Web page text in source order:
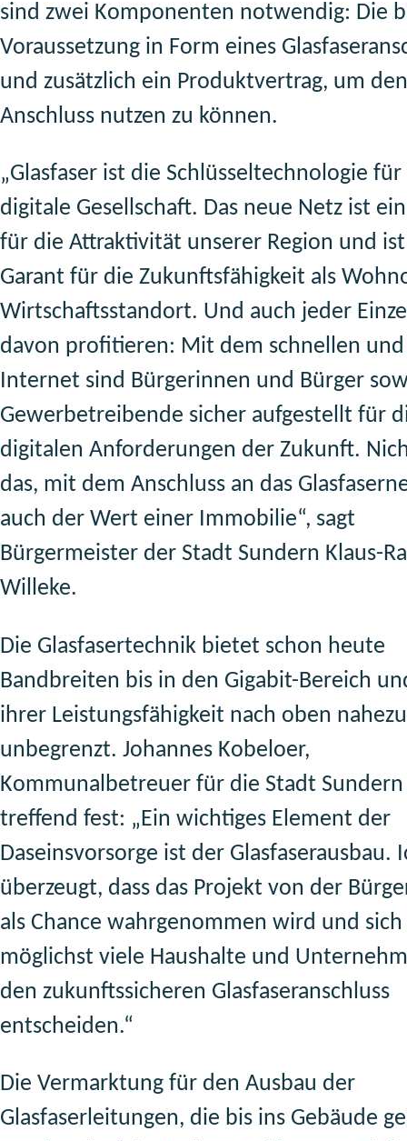
sind zwei Komponenten notwendig: Die
Voraussetzung in Form eines
und zusätzlich ein Produktvertrag, um den
Anschluss nutzen zu können.
„Glasfaser ist die Schlüsseltechnologie
digitale Gesellschaft. Das neue Netz ist
für die Attraktivität unserer Region und
Garant für die Zukunftsfähigkeit als
Wirtschaftsstandort. Und auch jeder
davon profitieren: Mit dem schnellen
Internet sind Bürgerinnen und Bürger
Gewerbetreibende sicher aufgestellt für
digitalen Anforderungen der Zukunft.
das, mit dem Anschluss an das
auch der Wert einer Immobilie“, sagt
Bürgermeister der Stadt Sundern Klaus-
Willeke.
Die Glasfasertechnik bietet schon heute
Bandbreiten bis in den Gigabit-Bereich
ihrer Leistungsfähigkeit nach oben nahezu
unbegrenzt. Johannes Kobeloer,
Kommunalbetreuer für die Stadt
treffend fest: „Ein wichtiges Element der
Daseinsvorsorge ist der Glasfaserausbau.
überzeugt, dass das Projekt von der
als Chance wahrgenommen wird und sich
möglichst viele Haushalte und
den zukunftssicheren Glasfaseranschluss
entscheiden.“
Die Vermarktung für den Ausbau der
Glasfaserleitungen, die bis ins Gebäude